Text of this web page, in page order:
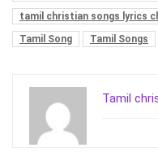
tamil christian songs lyrics
Tamil Song
Tamil Songs
Tamil